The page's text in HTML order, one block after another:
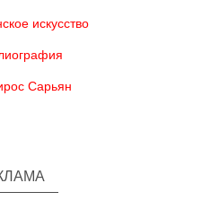
искусство
Сарьян